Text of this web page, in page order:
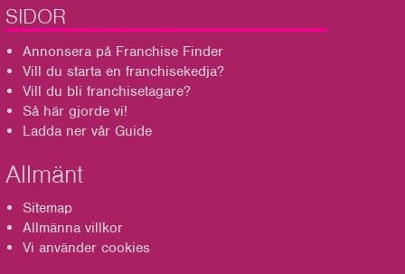
SIDOR
Annonsera på Franchise Finder
Vill du starta en franchisekedja?
Vill du bli franchisetagare?
Så här gjorde vi!
Ladda ner vår Guide
Allmänt
Sitemap
Allmänna villkor
Vi använder cookies